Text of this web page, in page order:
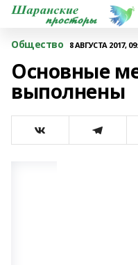
Общество 8 АВГУСТА 2017,
Основные
выполнены